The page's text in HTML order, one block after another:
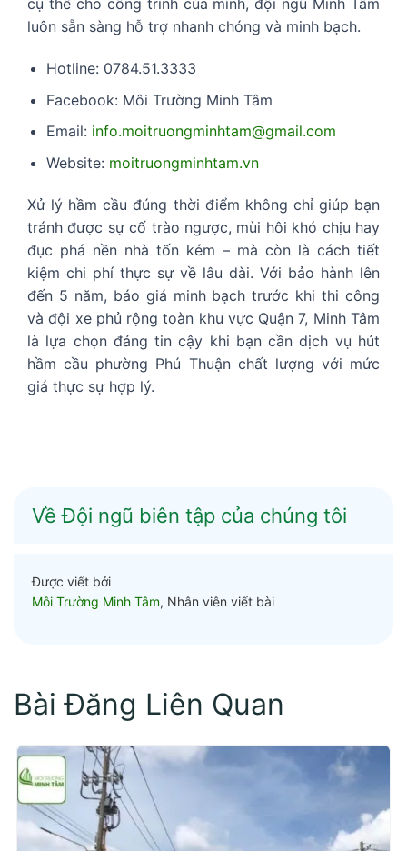
cụ thể cho công trình của mình, đội ngũ Minh Tâm
luôn sẵn sàng hỗ trợ nhanh chóng và minh bạch.
Hotline: 0784.51.3333
Facebook: Môi Trường Minh Tâm
Email: info.moitruongminhtam@gmail.com
Website: moitruongminhtam.vn
Xử lý hầm cầu đúng thời điểm không chỉ giúp bạn
tránh được sự cố trào ngược, mùi hôi khó chịu hay
đục phá nền nhà tốn kém – mà còn là cách tiết
kiệm chi phí thực sự về lâu dài. Với bảo hành lên
đến 5 năm, báo giá minh bạch trước khi thi công
và đội xe phủ rộng toàn khu vực Quận 7, Minh Tâm
là lựa chọn đáng tin cậy khi bạn cần dịch vụ hút
hầm cầu phường Phú Thuận chất lượng với mức
giá thực sự hợp lý.
Về Đội ngũ biên tập của chúng tôi
Được viết bởi
Môi Trường Minh Tâm, Nhân viên viết bài
Bài Đăng Liên Quan